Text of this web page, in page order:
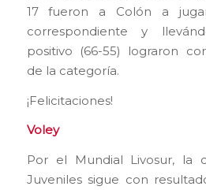
17 fueron a Colón a
correspondiente y
positivo (66-55) lograron
de la categoría.
¡Felicitaciones!
Voley
Por el Mundial Livosur, la
Juveniles sigue con